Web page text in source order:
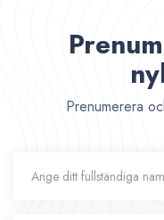
Prenumerera